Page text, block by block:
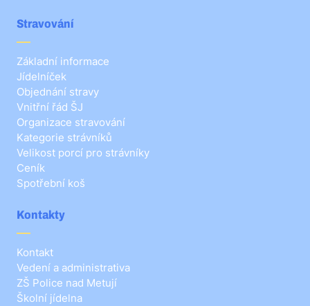
Stravování
Základní informace
Jídelníček
Objednání stravy
Vnitřní řád ŠJ
Organizace stravování
Kategorie strávníků
Velikost porcí pro strávníky
Ceník
Spotřební koš
Kontakty
Kontakt
Vedení a administrativa
ZŠ Police nad Metují
Školní jídelna